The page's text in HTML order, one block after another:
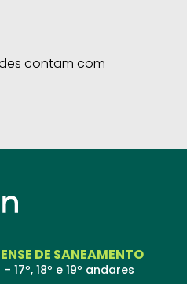
contam com
DE SANEAMENTO
17º, 18º e 19º andares